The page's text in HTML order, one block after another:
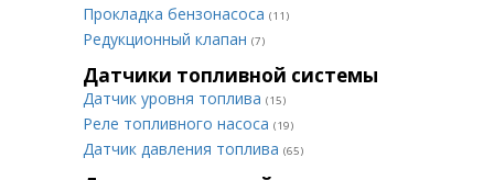
Прокладка бензонасоса (11)
Редукционный клапан (7)
Датчики топливной системы
Датчик уровня топлива (15)
Реле топливного насоса (19)
Датчик давления топлива (65)